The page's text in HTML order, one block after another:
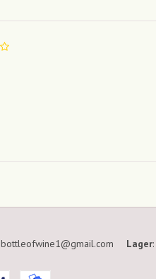
bottleofwine1@gmail.com Lager: